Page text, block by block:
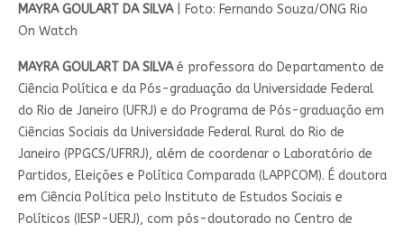
MAYRA GOULART DA SILVA| Foto: Fernando Souza/ONG Rio
On Watch
MAYRA GOULART DA SILVAé professora do Departamento de
Ciência Política e da Pós-graduação da Universidade Federal
do Rio de Janeiro (UFRJ) e do Programa de Pós-graduação em
Ciências Sociais da Universidade Federal Rural do Rio de
Janeiro (PPGCS/UFRRJ), além de coordenar o Laboratório de
Partidos, Eleições e Política Comparada (LAPPCOM). É doutora
em Ciência Política pelo Instituto de Estudos Sociais e
Políticos (IESP-UERJ), com pós-doutorado no Centro de